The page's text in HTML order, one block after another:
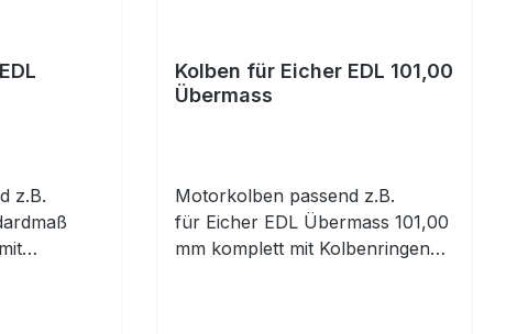
z.B.
Kolben für Eicher EDL 101,00
Übermass
Motorkolben passend z.B.
für Eicher EDL Übermass 101,00
mm komplett mit Kolbenringen